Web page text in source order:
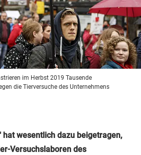
im Herbst 2019 Tausende
die Tierversuche des Unternehmens
hat wesentlich dazu beigetragen,
Versuchslaboren des